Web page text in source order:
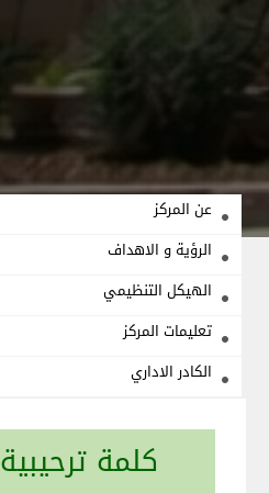
عن المركز
الرؤية و الاهداف
الهيكل التنظيمي
تعليمات المركز
الكادر الاداري
كلمة ترحيبية